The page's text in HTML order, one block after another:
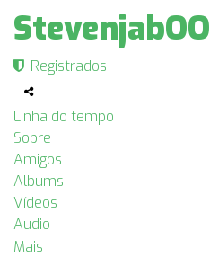
StevenjabOO
Registrados
Linha do tempo
Sobre
Amigos
Albums
Vídeos
Audio
Mais